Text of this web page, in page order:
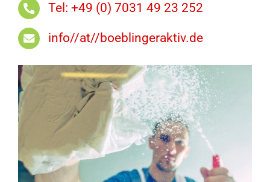
Tel: +49 (0) 7031 49 23 252
info//at//boeblingeraktiv.de